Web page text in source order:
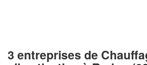
3 entreprises de